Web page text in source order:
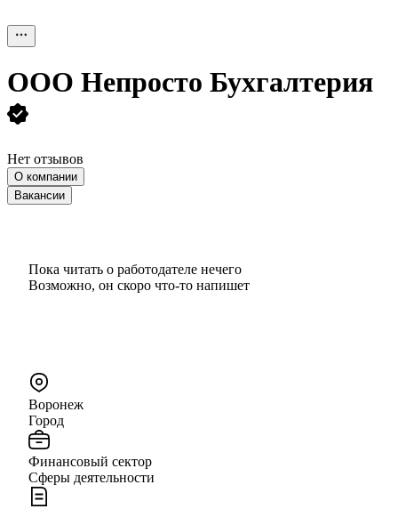
ООО Непросто Бухгалтерия
Нет отзывов
О компании
Вакансии
Пока читать о работодателе нечего
Возможно, он скоро что‑то напишет
Воронеж
Город
Финансовый сектор
Сферы деятельности